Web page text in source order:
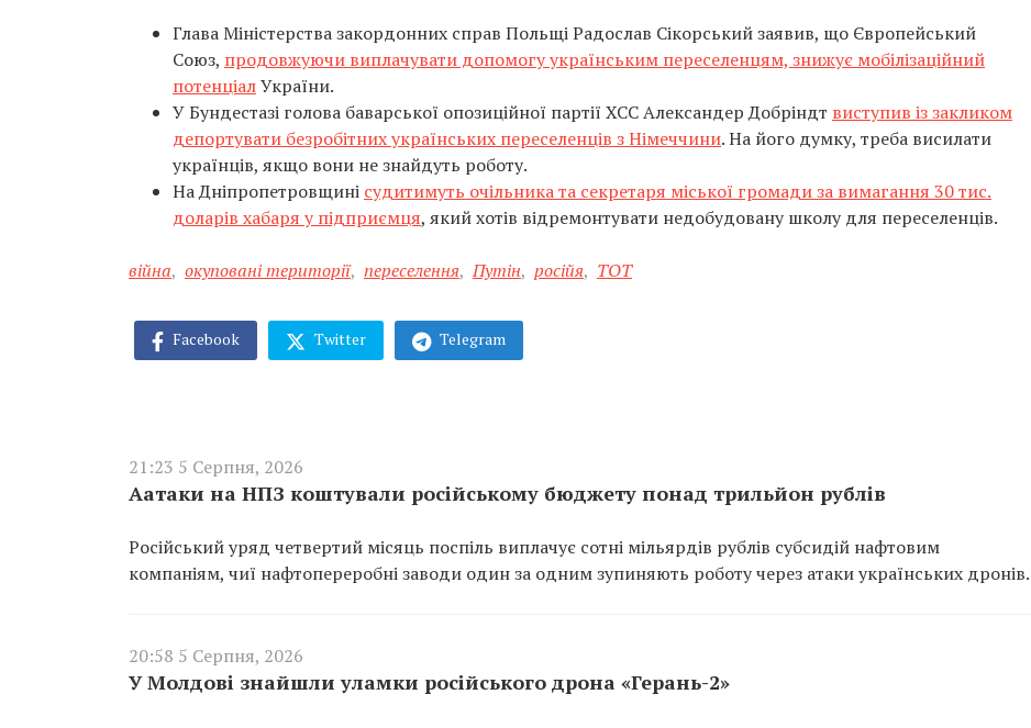
Глава Міністерства закордонних справ Польщі Радослав Сікорський заявив, що Європейський
Союз, продовжуючи виплачувати допомогу українським переселенцям, знижує мобілізаційний
потенціалУкраїни.
У Бундестазі голова баварської опозиційної партії ХСС Александер Добріндт виступив із закликом
депортувати безробітних українських переселенців з Німеччини. На його думку, треба висилати
українців, якщо вони не знайдуть роботу.
На Дніпропетровщині судитимуть очільника та секретаря міської громади за вимагання 30 тис.
доларів хабаря у підприємця, який хотів відремонтувати недобудовану школу для переселенців.
війна, окуповані території, переселення, Путін, російя, ТОТ
Facebook Twitter Telegram
21:23 5 Серпня, 2026
Аатаки на НПЗ коштували російському бюджету понад трильйон рублів
Російський уряд четвертий місяць поспіль виплачує сотні мільярдів рублів субсидій нафтовим
компаніям, чиї нафтопереробні заводи один за одним зупиняють роботу через атаки українських дронів.
20:58 5 Серпня, 2026
У Молдові знайшли уламки російського дрона «Герань-2»